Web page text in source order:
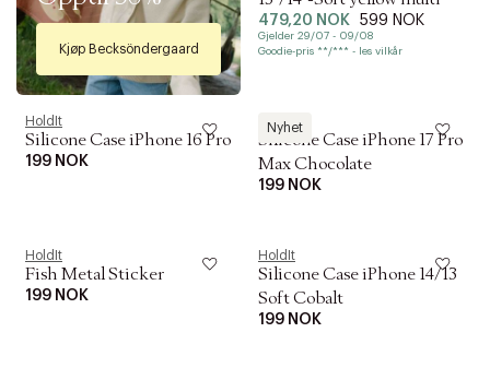
479,20 NOK 599 NOK
Gjelder 29/07 - 09/08
Goodie-pris **/*** - les vilkår
HoldIt
Silicone Case iPhone 16 Pro
199 NOK
Nyhet
HoldIt
Silicone Case iPhone 17 Pro
Max Chocolate
199 NOK
HoldIt
Fish Metal Sticker
199 NOK
HoldIt
Silicone Case iPhone 14/13
Soft Cobalt
199 NOK
Kjøp Becksöndergaard